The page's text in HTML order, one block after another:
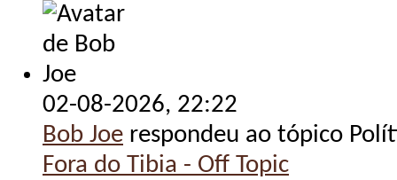
02-08-2026, 22:22
Bob Joe respondeu ao tópico
Fora do Tibia - Off Topic